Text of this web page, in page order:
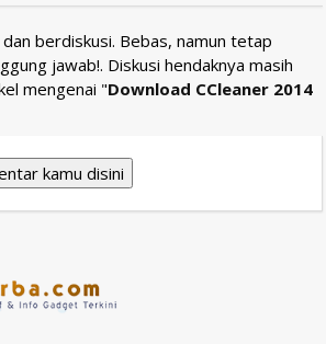
berdiskusi. Bebas, namun tetap
jawab!. Diskusi hendaknya masih
mengenai "Download CCleaner 2014
kamu disini